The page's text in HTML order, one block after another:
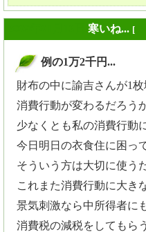
寒いね... [
例の1万2千円...
財布の中に諭吉さんが1
消費行動が変わるだろう
少なくとも私の消費行動
今日明日の衣食住に困っ
そういう方は大切に使う
これまた消費行動に大き
景気刺激なら中所得者に
消費税の減税をしてもら